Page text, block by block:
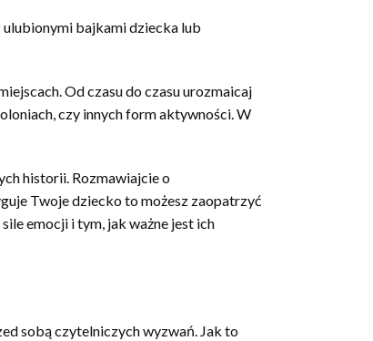
ulubionymi bajkami dziecka lub
Od czasu do czasu urozmaicaj
czy innych form aktywności. W
historii. Rozmawiajcie o
Twoje dziecko to możesz zaopatrzyć
emocji i tym, jak ważne jest ich
sobą czytelniczych wyzwań. Jak to